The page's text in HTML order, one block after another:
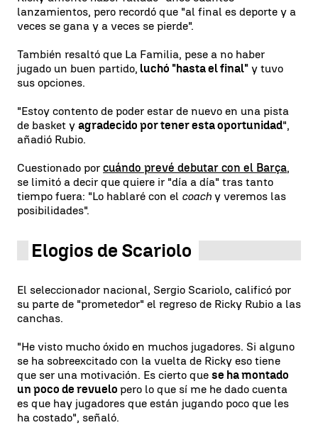
lanzamientos, pero recordó que "al final es deporte y a
veces se gana y a veces se pierde".
También resaltó que La Familia, pese a no haber
jugado un buen partido, luchó "hasta el final" y tuvo
sus opciones.
"Estoy contento de poder estar de nuevo en una pista
de basket y agradecido por tener esta oportunidad",
añadió Rubio.
Cuestionado por cuándo prevé debutar con el Barça,
se limitó a decir que quiere ir "día a día" tras tanto
tiempo fuera: "Lo hablaré con el coach y veremos las
posibilidades".
Elogios de Scariolo
El seleccionador nacional, Sergio Scariolo, calificó por
su parte de "prometedor" el regreso de Ricky Rubio a las
canchas.
"He visto mucho óxido en muchos jugadores. Si alguno
se ha sobreexcitado con la vuelta de Ricky eso tiene
que ser una motivación. Es cierto que se ha montado
un poco de revuelo pero lo que sí me he dado cuenta
es que hay jugadores que están jugando poco que les
ha costado", señaló.